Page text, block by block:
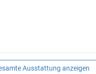
Nähe von Medulin. Auf dem
Ausstattung anzeigen